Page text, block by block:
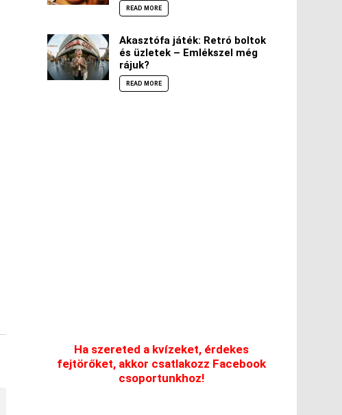
READ MORE
Akasztófa játék: Retró boltok
és üzletek – Emlékszel még
rájuk?
READ MORE
Ha szereted a kvízeket, érdekes
fejtörőket, akkor csatlakozz Facebook
csoportunkhoz!